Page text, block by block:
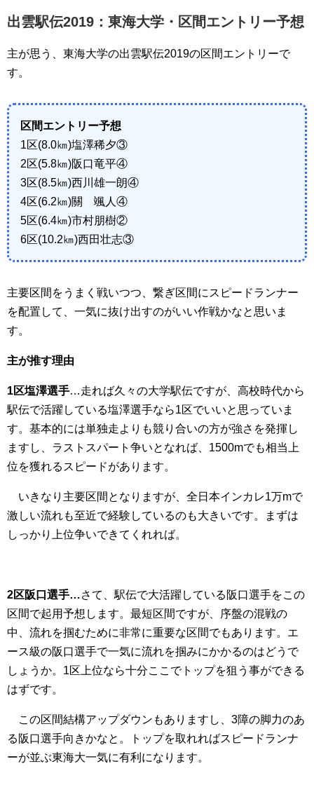
出雲駅伝2019：東海大学・区間エントリー予想
主が思う、東海大学の出雲駅伝2019の区間エントリーで
す。
区間エントリー予想
1区(8.0㎞)塩澤稀夕③
2区(5.8㎞)阪口竜平④
3区(8.5㎞)西川雄一朗④
4区(6.2㎞)關 颯人④
5区(6.4㎞)市村朋樹②
6区(10.2㎞)西田壮志③
主要区間をうまく戦いつつ、繋ぎ区間にスピードランナー
を配置して、一気に抜け出すのがいい作戦かなと思いま
す。
主が推す理由
1区塩澤選手…走れば久々の大学駅伝ですが、高校時代から
駅伝で活躍している塩澤選手なら1区でいいと思っていま
す。基本的には単独走よりも競り合いの方が強さを発揮し
ますし、ラストスパート争いとなれば、1500mでも相当上
位を獲れるスピードがあります。
いきなり主要区間となりますが、全日本インカレ1万mで
激しい流れも至近で経験しているのも大きいです。まずは
しっかり上位争いできてくれれば。
2区阪口選手…さて、駅伝で大活躍している阪口選手をこの
区間で起用予想します。最短区間ですが、序盤の混戦の
中、流れを掴むために非常に重要な区間でもあります。エ
ース級の阪口選手で一気に流れを掴みにかかるのはどうで
しょうか。1区上位なら十分ここでトップを狙う事ができる
はずです。
この区間結構アップダウンもありますし、3障の脚力のあ
る阪口選手向きかなと。トップを取れればスピードランナ
ーが並ぶ東海大一気に有利になります。